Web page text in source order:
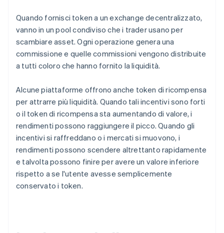
Quando fornisci token a un exchange decentralizzato,
vanno in un pool condiviso che i trader usano per
scambiare asset. Ogni operazione genera una
commissione e quelle commissioni vengono distribuite
a tutti coloro che hanno fornito la liquidità.
Alcune piattaforme offrono anche token di ricompensa
per attrarre più liquidità. Quando tali incentivi sono forti
o il token di ricompensa sta aumentando di valore, i
rendimenti possono raggiungere il picco. Quando gli
incentivi si raffreddano o i mercati si muovono, i
rendimenti possono scendere altrettanto rapidamente
e talvolta possono finire per avere un valore inferiore
rispetto a se l'utente avesse semplicemente
conservato i token.